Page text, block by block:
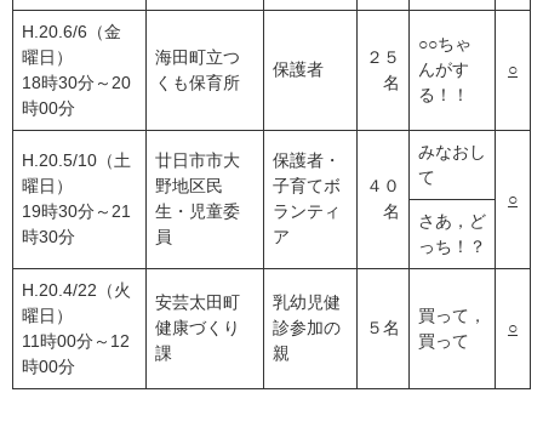
H.20.6/6（金
曜日）
18時30分～20
時00分
海田町立つ
くも保育所
保護者
２５
名
○○ちゃ
んがす
る！！
○
H.20.5/10（土
曜日）
19時30分～21
時30分
廿日市市大
野地区民
生・児童委
員
保護者・
子育てボ
ランティ
ア
４０
名
みなおし
て
○
さあ，ど
っち！？
H.20.4/22（火
曜日）
11時00分～12
時00分
安芸太田町
健康づくり
課
乳幼児健
診参加の
親
５名
買って，
買って
○